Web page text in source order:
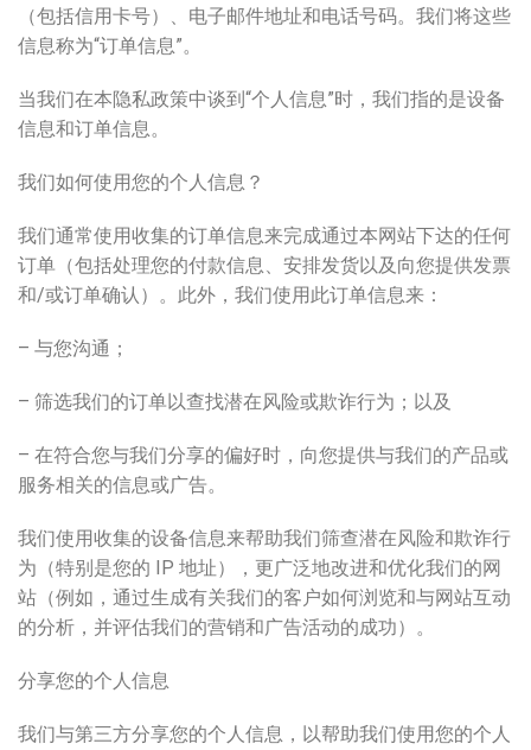
（包括信用卡号）、电子邮件地址和电话号码。我们将这些
信息称为“订单信息”。
当我们在本隐私政策中谈到“个人信息”时，我们指的是设备
信息和订单信息。
我们如何使用您的个人信息？
我们通常使用收集的订单信息来完成通过本网站下达的任何
订单（包括处理您的付款信息、安排发货以及向您提供发票
和/或订单确认）。此外，我们使用此订单信息来：
– 与您沟通；
– 筛选我们的订单以查找潜在风险或欺诈行为；以及
– 在符合您与我们分享的偏好时，向您提供与我们的产品或
服务相关的信息或广告。
我们使用收集的设备信息来帮助我们筛查潜在风险和欺诈行
为（特别是您的 IP 地址），更广泛地改进和优化我们的网
站（例如，通过生成有关我们的客户如何浏览和与网站互动
的分析，并评估我们的营销和广告活动的成功）。
分享您的个人信息
我们与第三方分享您的个人信息，以帮助我们使用您的个人